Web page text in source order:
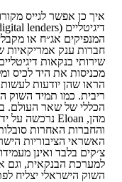
איך כן אפשר לגייס
המנפיקים אג״ח או
מכניסות את היד לכיס
הראו שהן יודעות
ריבית. כמו תמיד השוק
והחברות האחרות
האשראי הציבוריות
צ׳קים בלבד ואינן
למערכת הבנקאית, וגם
השוק הישראלי יצליח